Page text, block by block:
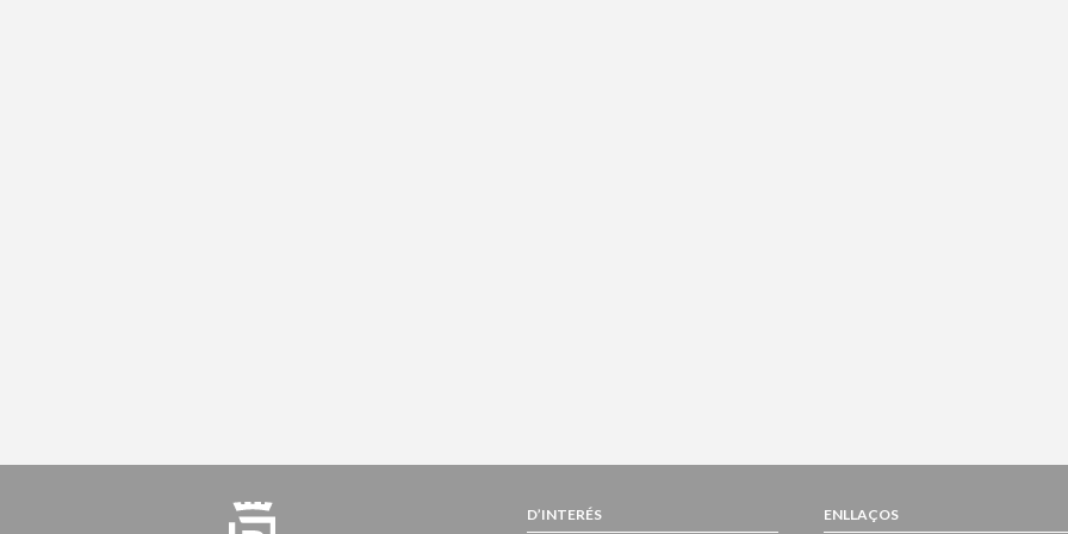
D’INTERÉS ENLLAÇOS